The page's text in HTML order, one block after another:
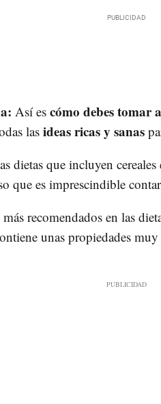
Así es cómo debes tomar
lasideas ricas y sanas
dietas que incluyen
que es imprescindible
recomendados en las
unas propiedades